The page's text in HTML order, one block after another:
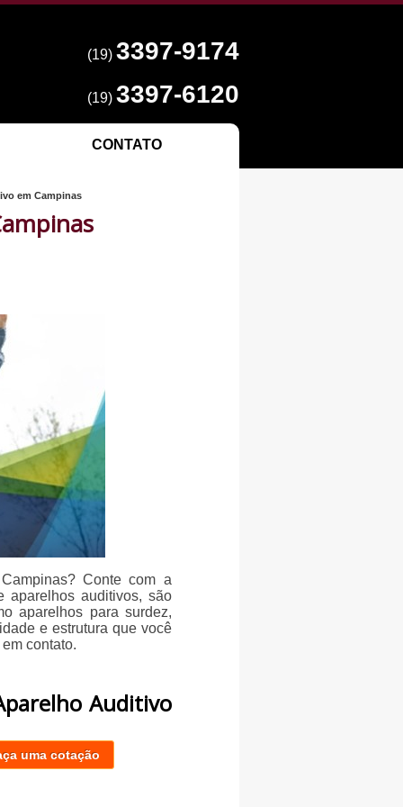
(19) 3397-9174
(19) 3397-6120
CONTATO
em Campinas
Conte com a
aparelhos auditivos, são
aparelhos para surdez,
e estrutura que você
contato.
Auditivo
uma cotação